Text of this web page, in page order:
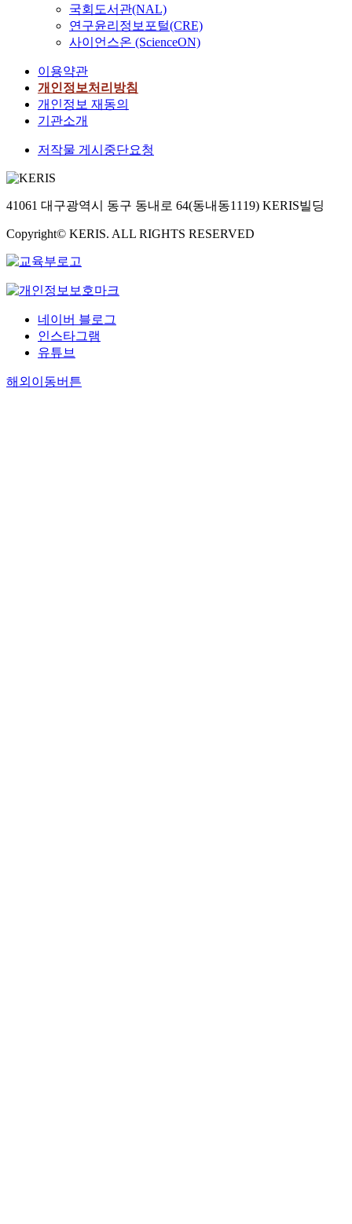
국회도서관(NAL)
연구윤리정보포털(CRE)
사이언스온 (ScienceON)
이용약관
개인정보처리방침
개인정보 재동의
기관소개
저작물 게시중단요청
41061 대구광역시 동구 동내로 64(동내동1119) KERIS빌딩
Copyright© KERIS. ALL RIGHTS RESERVED
네이버 블로그
인스타그램
유튜브
해외이동버튼